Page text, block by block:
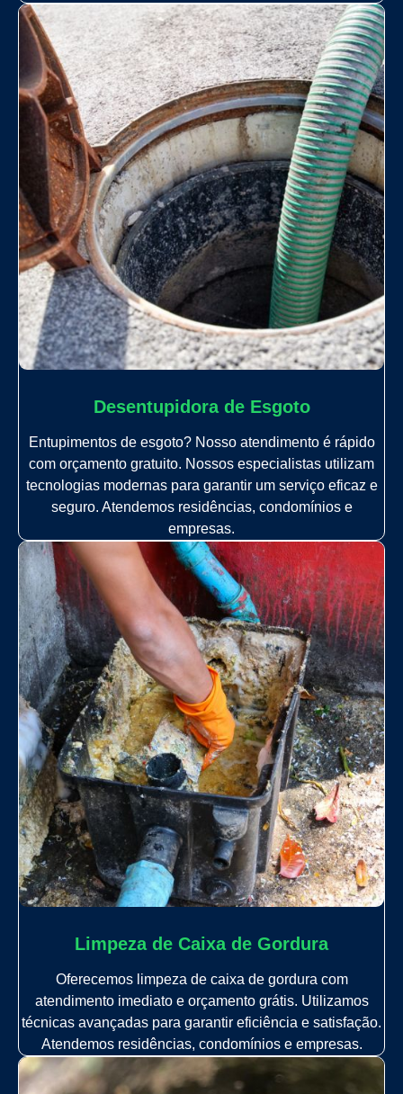
Desentupidora de Esgoto
Entupimentos de esgoto? Nosso atendimento é rápido
com orçamento gratuito. Nossos especialistas utilizam
tecnologias modernas para garantir um serviço eficaz e
seguro. Atendemos residências, condomínios e
empresas.
Limpeza de Caixa de Gordura
Oferecemos limpeza de caixa de gordura com
atendimento imediato e orçamento grátis. Utilizamos
técnicas avançadas para garantir eficiência e satisfação.
Atendemos residências, condomínios e empresas.